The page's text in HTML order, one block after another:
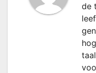
de